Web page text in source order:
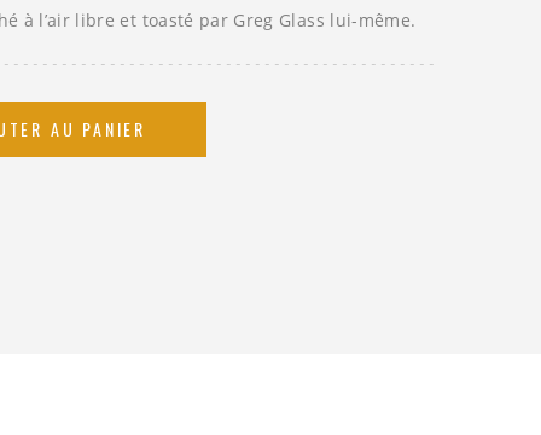
à l’air libre et toasté par Greg Glass lui-même.
AU PANIER